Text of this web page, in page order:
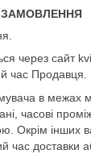
через сайт
час Продавця.
в межах
часові
Окрім інших
час доставки